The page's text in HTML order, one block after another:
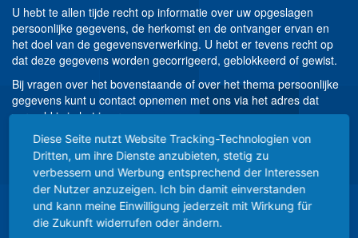
U hebt te allen tijde recht op informatie over uw opgeslagen
persoonlijke gegevens, de herkomst en de ontvanger ervan en
het doel van de gegevensverwerking. U hebt er tevens recht op
dat deze gegevens worden gecorrigeerd, geblokkeerd of gewist.
Bij vragen over het bovenstaande of over het thema persoonlijke
gegevens kunt u contact opnemen met ons via het adres dat
vermeld is in het impressum.
ONEIGENLIJK GEBRUIK VOOR
RECLAMEDOELEINDEN
Het gebruik van de contactgegevens van ons impressum voor
reclamedoeleinden is nadrukkelijk ongewenst, tenzij wij hier
vooraf schriftelijke toestemming voor hebben gegeven of er al
Diese Seite nutzt Website Tracking-Technologien von
Dritten, um ihre Dienste anzubieten, stetig zu
verbessern und Werbung entsprechend der Interessen
der Nutzer anzuzeigen. Ich bin damit einverstanden
und kann meine Einwilligung jederzeit mit Wirkung für
die Zukunft widerrufen oder ändern.